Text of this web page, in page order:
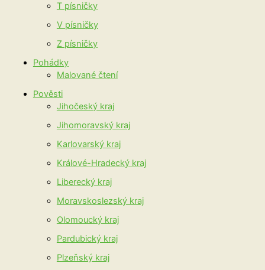
T písničky
V písničky
Z písničky
Pohádky
Malované čtení
Pověsti
Jihočeský kraj
Jihomoravský kraj
Karlovarský kraj
Králové-Hradecký kraj
Liberecký kraj
Moravskoslezský kraj
Olomoucký kraj
Pardubický kraj
Plzeňský kraj